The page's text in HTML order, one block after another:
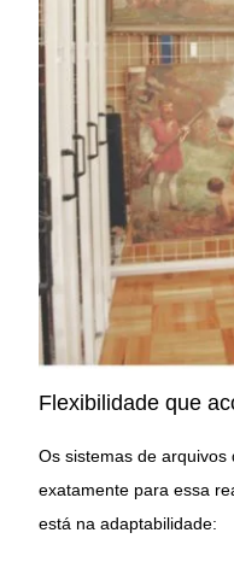
Flexibilidade que
Os sistemas de
exatamente para essa
está na adaptabilidade: